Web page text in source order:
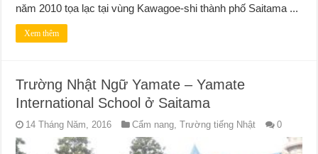
năm 2010 tọa lạc tại vùng Kawagoe-shi thành phố Saitama ...
Xem thêm
Trường Nhật Ngữ Yamate – Yamate
International School ở Saitama
14 Tháng Năm, 2016 Cẩm nang ,Trường tiếng Nhật 0